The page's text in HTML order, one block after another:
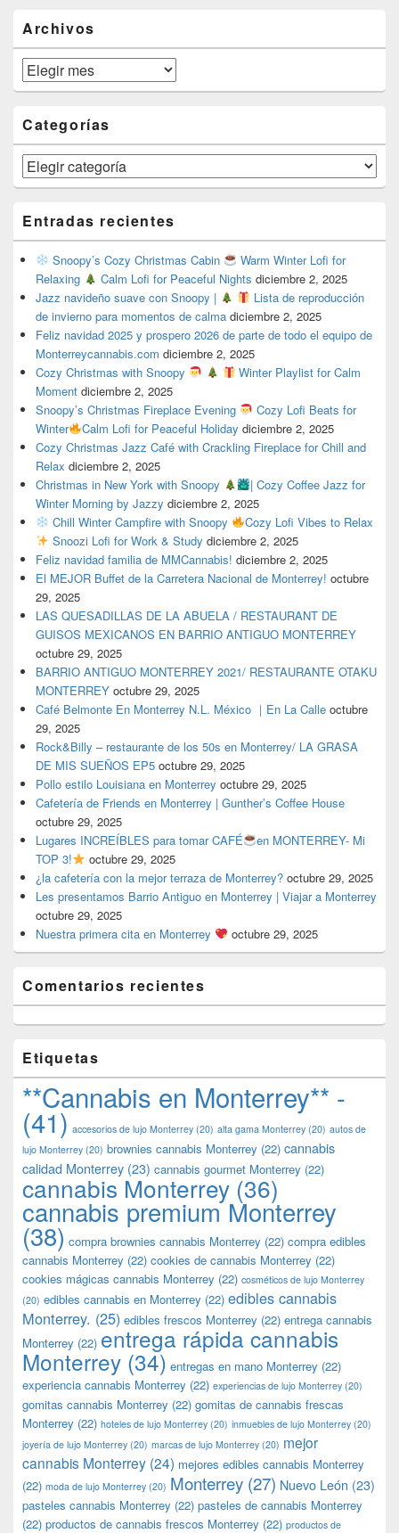
Archivos
Archivos
Categorías
Categorías
Entradas recientes
Snoopy’s Cozy Christmas Cabin
Warm Winter Lofi for
Relaxing
Calm Lofi for Peaceful Nights diciembre 2, 2025
Jazz navideño suave con Snoopy |
Lista de reproducción
de invierno para momentos de calma diciembre 2, 2025
Feliz navidad 2025 y prospero 2026 de parte de todo el equipo de
Monterreycannabis.com diciembre 2, 2025
Cozy Christmas with Snoopy
Winter Playlist for Calm
Moment diciembre 2, 2025
Snoopy’s Christmas Fireplace Evening
Cozy Lofi Beats for
Winter
Calm Lofi for Peaceful Holiday diciembre 2, 2025
Cozy Christmas Jazz Café with Crackling Fireplace for Chill and
Relax diciembre 2, 2025
Christmas in New York with Snoopy
| Cozy Coffee Jazz for
Winter Morning by Jazzy diciembre 2, 2025
Chill Winter Campfire with Snoopy
Cozy Lofi Vibes to Relax
Snoozi Lofi for Work & Study diciembre 2, 2025
Feliz navidad familia de MMCannabis! diciembre 2, 2025
El MEJOR Buffet de la Carretera Nacional de Monterrey! octubre
29, 2025
LAS QUESADILLAS DE LA ABUELA / RESTAURANT DE
GUISOS MEXICANOS EN BARRIO ANTIGUO MONTERREY
octubre 29, 2025
BARRIO ANTIGUO MONTERREY 2021/ RESTAURANTE OTAKU
MONTERREY octubre 29, 2025
Café Belmonte En Monterrey N.L. México ｜En La Calle octubre
29, 2025
Rock&Billy – restaurante de los 50s en Monterrey/ LA GRASA
DE MIS SUEÑOS EP5 octubre 29, 2025
Pollo estilo Louisiana en Monterrey octubre 29, 2025
Cafetería de Friends en Monterrey | Gunther’s Coffee House
octubre 29, 2025
Lugares INCREÍBLES para tomar CAFÉ
en MONTERREY- Mi
TOP 3!
octubre 29, 2025
¿la cafetería con la mejor terraza de Monterrey? octubre 29, 2025
Les presentamos Barrio Antiguo en Monterrey | Viajar a Monterrey
octubre 29, 2025
Nuestra primera cita en Monterrey
octubre 29, 2025
Comentarios recientes
Etiquetas
**Cannabis en Monterrey** -
(41) accesorios de lujo Monterrey (20) alta gama Monterrey (20) autos de
lujo Monterrey (20) brownies cannabis Monterrey (22) cannabis
calidad Monterrey (23) cannabis gourmet Monterrey (22)
cannabis Monterrey (36)
cannabis premium Monterrey
(38) compra brownies cannabis Monterrey (22) compra edibles
cannabis Monterrey (22) cookies de cannabis Monterrey (22)
cookies mágicas cannabis Monterrey (22) cosméticos de lujo Monterrey
(20) edibles cannabis en Monterrey (22) edibles cannabis
Monterrey. (25) edibles frescos Monterrey (22) entrega cannabis
Monterrey (22) entrega rápida cannabis
Monterrey (34) entregas en mano Monterrey (22)
experiencia cannabis Monterrey (22) experiencias de lujo Monterrey (20)
gomitas cannabis Monterrey (22) gomitas de cannabis frescas
Monterrey (22) hoteles de lujo Monterrey (20) inmuebles de lujo Monterrey (20)
joyería de lujo Monterrey (20) marcas de lujo Monterrey (20) mejor
cannabis Monterrey (24) mejores edibles cannabis Monterrey
(22) moda de lujo Monterrey (20) Monterrey (27) Nuevo León (23)
pasteles cannabis Monterrey (22) pasteles de cannabis Monterrey
(22) productos de cannabis frescos Monterrey (22) productos de